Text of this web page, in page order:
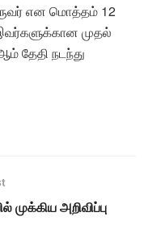
என மொத்தம் 12
முதல்
தேதி நடந்து
அறிவிப்பு